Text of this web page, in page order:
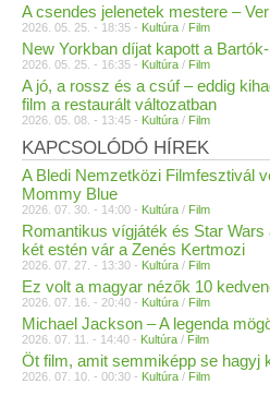
A csendes jelenetek mestere –
2026. 05. 25. - 18:35 - Kultúra / Film
New Yorkban díjat kapott a
2026. 05. 25. - 16:35 - Kultúra / Film
A jó, a rossz és a csúf – eddig
film a restaurált változatban
2026. 05. 08. - 13:45 - Kultúra / Film
KAPCSOLÓDÓ HÍREK
A Bledi Nemzetközi Filmfesztivál
Mommy Blue
2026. 07. 30. - 14:00 - Kultúra / Film
Romantikus vígjáték és Star Wars
két estén vár a Zenés Kertmozi
2026. 07. 27. - 13:30 - Kultúra / Film
Ez volt a magyar nézők 10
2026. 07. 16. - 20:40 - Kultúra / Film
Michael Jackson – A legenda
2026. 07. 11. - 14:40 - Kultúra / Film
Öt film, amit semmiképp se hagyj
2026. 07. 10. - 00:30 - Kultúra / Film